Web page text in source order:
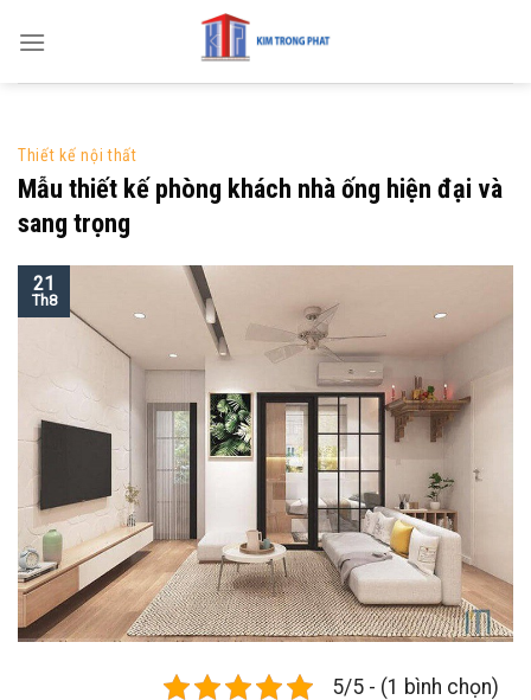
Thiết kế nội thất
Mẫu thiết kế phòng khách nhà ống hiện đại và
sang trọng
21
Th8
5/5 - (1 bình chọn)